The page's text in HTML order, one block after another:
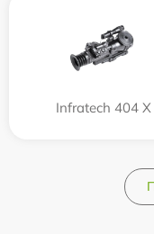
Infratech 404 Х